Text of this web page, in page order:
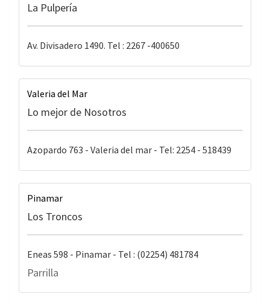
La Pulpería
Av. Divisadero 1490. Tel : 2267 -400650
Valeria del Mar
Lo mejor de Nosotros
Azopardo 763 - Valeria del mar - Tel: 2254 - 518439
Pinamar
Los Troncos
Eneas 598 - Pinamar - Tel : (02254) 481784
Parrilla